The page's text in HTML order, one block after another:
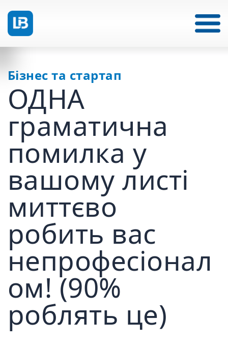
Бізнес та стартап
ОДНА
граматична
помилка у
вашому листі
миттєво
робить вас
непрофесіонал
ом! (90%
роблять це)